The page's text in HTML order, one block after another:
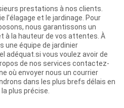
prestations à nos clients.
l’élagage et le jardinage. Pour
nous garantissons un
à la hauteur de vos attentes. À
une équipe de jardinier
adéquat.si vous voulez avoir de
de nos services contactez-
où envoyer nous un courrier
dans les plus brefs délais en
plus précise.